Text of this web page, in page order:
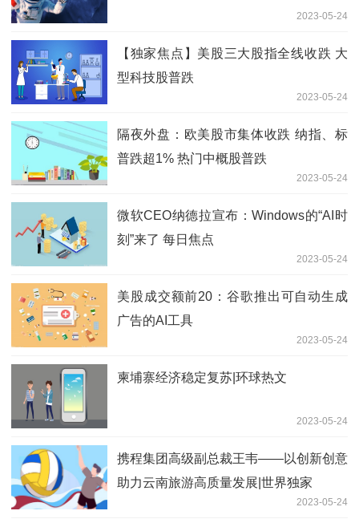
2023-05-24
【独家焦点】美股三大股指全线收跌 大
型科技股普跌
2023-05-24
隔夜外盘：欧美股市集体收跌 纳指、标
普跌超1% 热门中概股普跌
2023-05-24
微软CEO纳德拉宣布：Windows的“AI时
刻”来了 每日焦点
2023-05-24
美股成交额前20：谷歌推出可自动生成
广告的AI工具
2023-05-24
柬埔寨经济稳定复苏|环球热文
2023-05-24
携程集团高级副总裁王韦——以创新创意
助力云南旅游高质量发展|世界独家
2023-05-24